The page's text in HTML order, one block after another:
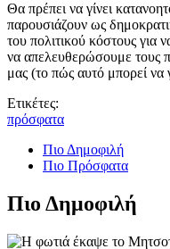
Θα πρέπει να γίνει
παρουσιάζουν ως
του πολιτικού κόστους για
να απελευθερώσουμε τους
μας (το πώς αυτό μπορεί να
Ετικέτες:
πρόσφατα
Πιο Δημοφιλή
Πιο Πρόσφατα
Πιο Δημοφιλή